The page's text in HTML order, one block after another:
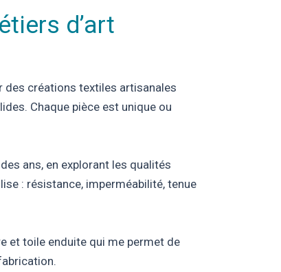
d’art
des créations textiles artisanales
Chaque pièce est unique ou
ans, en explorant les qualités
: résistance, imperméabilité, tenue
et toile enduite qui me permet de